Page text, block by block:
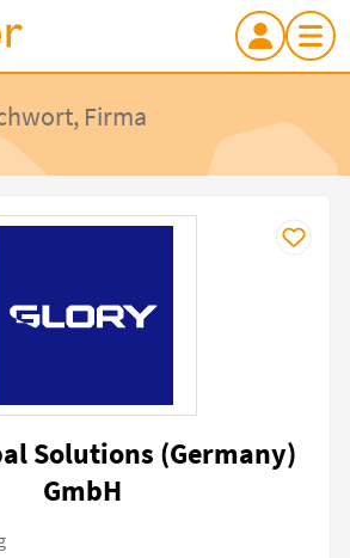
Firma
Solutions (Germany)
GmbH